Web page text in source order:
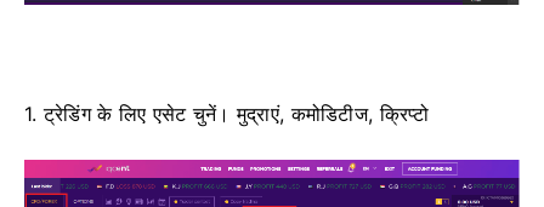
1. ट्रेडिंग के लिए एसेट चुनें।मुद्राएं, कमोडिटीज, क्रिप्टो